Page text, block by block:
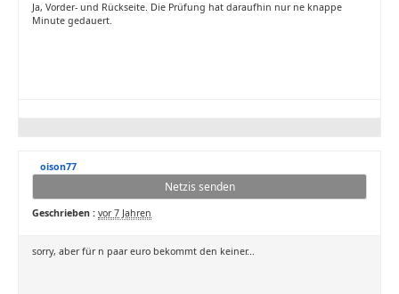
Ja, Vorder- und Rückseite. Die Prüfung hat daraufhin nur ne knappe
Minute gedauert.
oison77
Netzis senden
Geschrieben : vor 7 Jahren
sorry, aber für n paar euro bekommt den keiner...